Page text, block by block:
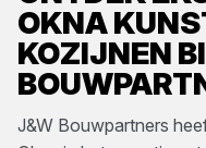
OKNA
KOZIJNEN
J&W Bouwpartners